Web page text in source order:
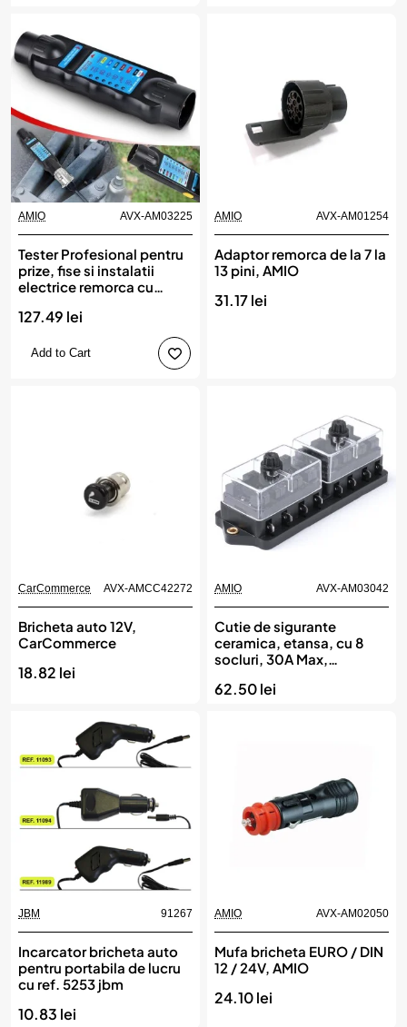
AMIO AVX-AM03225
Tester Profesional pentru
prize, fise si instalatii
electrice remorca cu
AMIO
127.49 lei
Add to Cart
AMIO AVX-AM01254
Adaptor remorca de la 7 la
13 pini, AMIO
31.17 lei
CarCommerce AVX-AMCC42272
Bricheta auto 12V,
CarCommerce
18.82 lei
AMIO AVX-AM03042
Cutie de sigurante
ceramica, etansa, cu 8
socluri, 30A Max,
camioane, remorci
62.50 lei
JBM 91267
Incarcator bricheta auto
pentru portabila de lucru
cu ref. 5253 jbm
10.83 lei
AMIO AVX-AM02050
Mufa bricheta EURO / DIN
12 / 24V, AMIO
24.10 lei